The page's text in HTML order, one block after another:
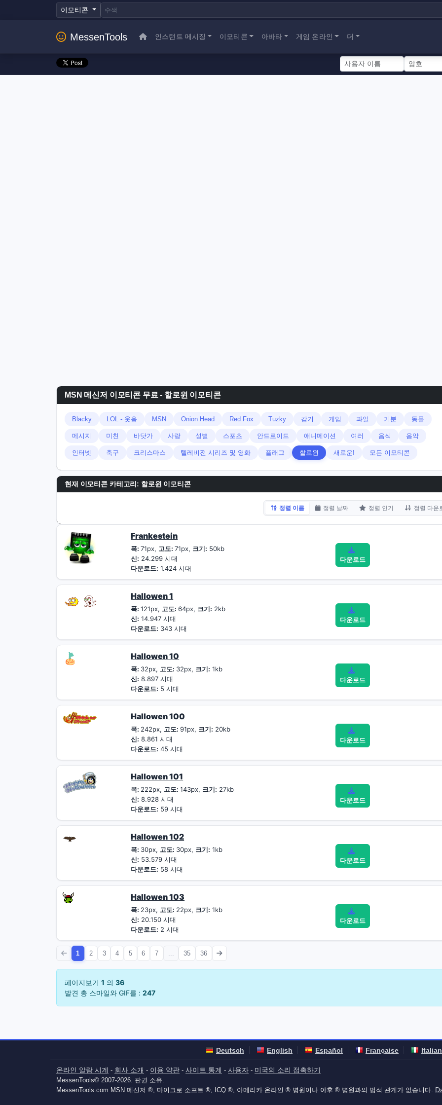
이모티콘
MessenTools 인스턴트 메시징 이모티콘 아바타 게임 온라인 더
MSN 메신저 이모티콘 무료 - 할로윈 이모티콘
Blacky LOL - 웃음 MSN Onion Head Red Fox Tuzky 감기 게임 과일 기분 동물
메시지 미친 바닷가 사랑 성별 스포츠 안드로이드 애니메이션 여러 음식 음악
인터넷 축구 크리스마스 텔레비전 시리즈 및 영화 플래그 할로윈 새로운! 모든 이모티콘
현재 이모티콘 카테고리: 할로윈 이모티콘
정렬 이름 정렬 날짜 정렬 인기 정렬 다운
Frankestein
폭:71px, 고도:71px, 크기: 50kb
신: 24.299 시대
다운로드: 1.424 시대
다운로드
Hallowen 1
폭:121px, 고도:64px, 크기: 2kb
신: 14.947 시대
다운로드: 343 시대
다운로드
Hallowen 10
폭: 32px, 고도: 32px, 크기: 1kb
신: 8.897 시대
다운로드: 5 시대
다운로드
Hallowen 100
폭: 242px, 고도:91px, 크기: 20kb
신: 8.861 시대
다운로드: 45 시대
다운로드
Hallowen 101
폭: 222px, 고도:143px, 크기: 27kb
신: 8.928 시대
다운로드: 59 시대
다운로드
Hallowen 102
폭: 30px, 고도: 30px, 크기: 1kb
신: 53.579 시대
다운로드: 58 시대
다운로드
Hallowen 103
폭: 23px, 고도: 22px, 크기: 1kb
신: 20.150 시대
다운로드: 2 시대
다운로드
1 2 3 4 5 6 7 35 36
페이지보기 1 의 36
발견 총 스마일와 GIF를 : 247
Deutsch English Español Française
온라인 알람 시계 - 회사 소개 - 이용 약관 - 사이트 통계 - 사용자 - 미국의 소리 접촉하기
MessenTools© 2007-2026. 판권 소유.
MessenTools.com MSN 메신저 ®, 마이크로 소프트 ®, ICQ ®, 아메리카 온라인 ® 병원이나 야후 ® 병원과의 법적 관계가 없습니다.